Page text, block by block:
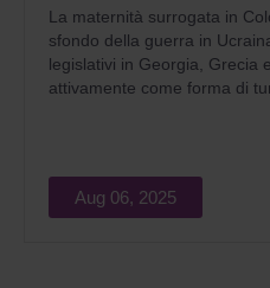
La maternità surrogata in
sfondo della guerra in
legislativi in Georgia, Grecia
attivamente come forma di
Aug 06, 2025